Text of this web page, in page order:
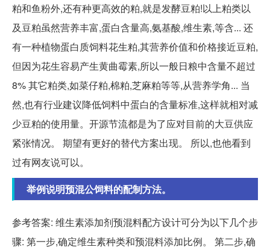
粕和鱼粉外,还有种更高效的粕,就是发酵豆粕!以上粕类以
及豆粕虽然营养丰富,蛋白含量高,氨基酸,维生素,等含... 还
有一种植物蛋白质饲料花生粕,其营养价值和价格接近豆粕,
但因为花生容易产生黄曲霉素,所以一般日粮中含量不超过
8% 其它粕类,如菜仔粕,棉粕,芝麻粕等等,从营养学角... 当
然,也有行业建议降低饲料中蛋白的含量标准,这样就相对减
少豆粕的使用量。开源节流都是为了应对目前的大豆供应
紧张情况。 期望有更好的替代方案出现。 所以,也他看到
过有网友说可以。
举例说明预混公饲料的配制方法。
参考答案: 维生素添加剂预混料配方设计可分为以下几个步
骤: 第一步,确定维生素种类和预混料添加比例。 第二步,确